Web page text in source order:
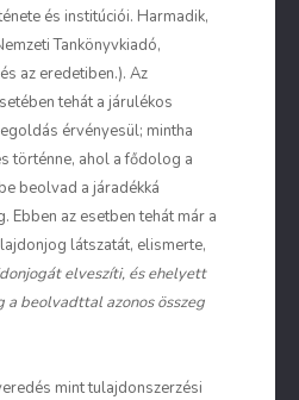
és institúciói. Harmadik,
Tankönyvkiadó,
az eredetiben.). Az
tehát a járulékos
érvényesül; mintha
történne, ahol a fődolog a
beolvad a járadékká
Ebben az esetben tehát már a
látszatát, elismerte,
elveszíti, és ehelyett
beolvadttal azonos összeg
mint tulajdonszerzési